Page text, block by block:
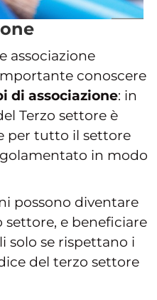
associazione
conoscere
di associazione: in
Terzo settore è
per tutto il settore
in modo
possono diventare
settore, e beneficiare
solo se rispettano i
del terzo settore